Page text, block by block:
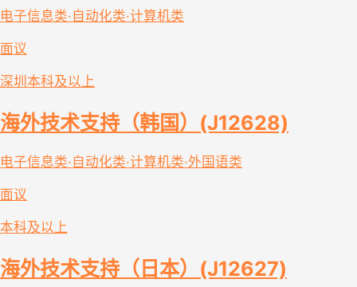
电子信息类·自动化类·计算机类
面议
深圳 本科及以上
海外技术支持（韩国）(J12628)
电子信息类·自动化类·计算机类·外国语类
面议
本科及以上
海外技术支持（日本）(J12627)